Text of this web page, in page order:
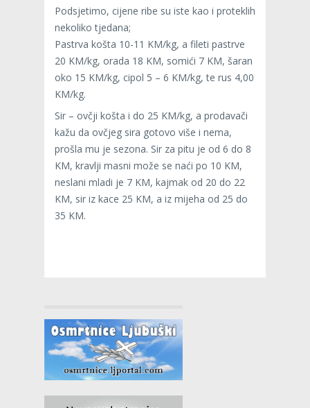
Podsjetimo, cijene ribe su iste kao i proteklih
nekoliko tjedana;
Pastrva košta 10-11 KM/kg, a fileti pastrve
20 KM/kg, orada 18 KM, somići 7 KM, šaran
oko 15 KM/kg, cipol 5 – 6 KM/kg, te rus 4,00
KM/kg.
Sir – ovčji košta i do 25 KM/kg, a prodavači
kažu da ovčjeg sira gotovo više i nema,
prošla mu je sezona. Sir za pitu je od 6 do 8
KM, kravlji masni može se naći po 10 KM,
neslani mladi je 7 KM, kajmak od 20 do 22
KM, sir iz kace 25 KM, a iz mijeha od 25 do
35 KM.